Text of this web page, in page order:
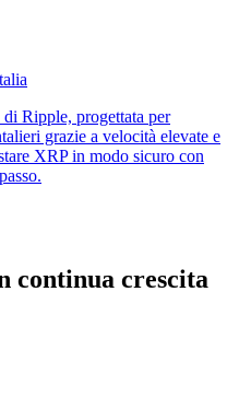
Ripple, progettata per
grazie a velocità elevate e
XRP in modo sicuro con
continua crescita